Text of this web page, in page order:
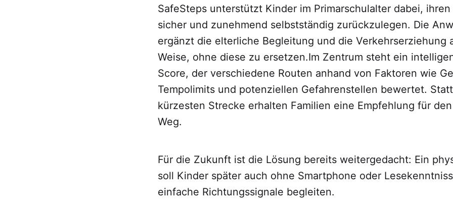
SafeSteps unterstützt Kinder im Primarschulalter dabei,
sicher und zunehmend selbstständig zurückzulegen. Die
ergänzt die elterliche Begleitung und die Verkehrserziehung
Weise, ohne diese zu ersetzen.Im Zentrum steht ein
Score, der verschiedene Routen anhand von Faktoren wie
Tempolimits und potenziellen Gefahrenstellen bewertet.
kürzesten Strecke erhalten Familien eine Empfehlung für
Weg.
Für die Zukunft ist die Lösung bereits weitergedacht: Ein
soll Kinder später auch ohne Smartphone oder
einfache Richtungssignale begleiten.